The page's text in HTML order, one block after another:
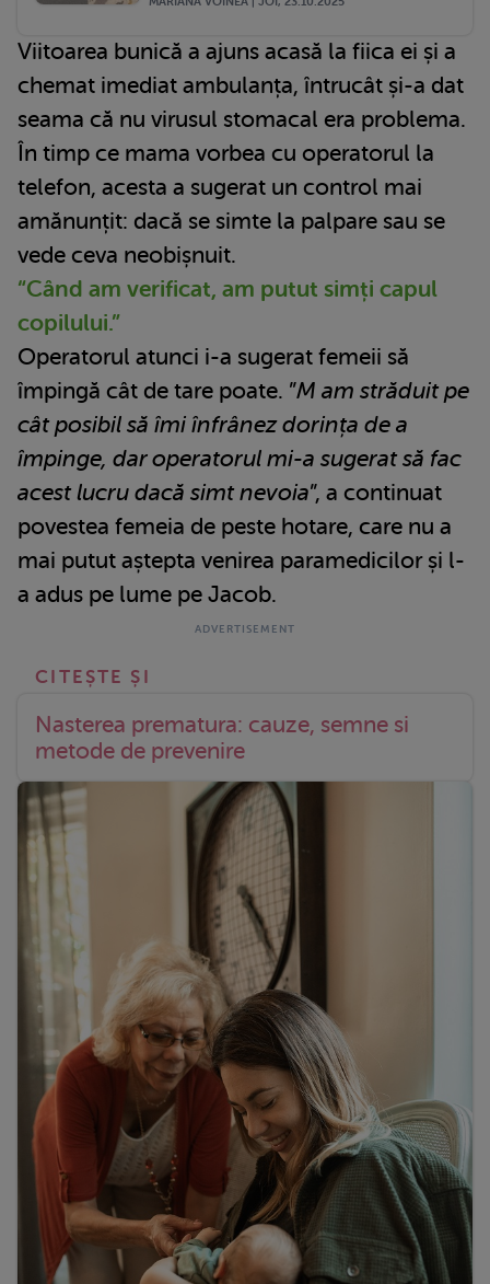
Viitoarea bunică a ajuns acasă la fiica ei și a
chemat imediat ambulanța, întrucât și-a dat
seama că nu virusul stomacal era problema.
În timp ce mama vorbea cu operatorul la
telefon, acesta a sugerat un control mai
amănunțit: dacă se simte la palpare sau se
vede ceva neobișnuit.
“Când am verificat, am putut simți capul
copilului.”
Operatorul atunci i-a sugerat femeii să
împingă cât de tare poate. ”M am străduit pe
cât posibil să îmi înfrânez dorința de a
împinge, dar operatorul mi-a sugerat să fac
acest lucru dacă simt nevoia”, a continuat
povestea femeia de peste hotare, care nu a
mai putut aștepta venirea paramedicilor și l-
a adus pe lume pe Jacob.
Nasterea prematura: cauze, semne si
metode de prevenire